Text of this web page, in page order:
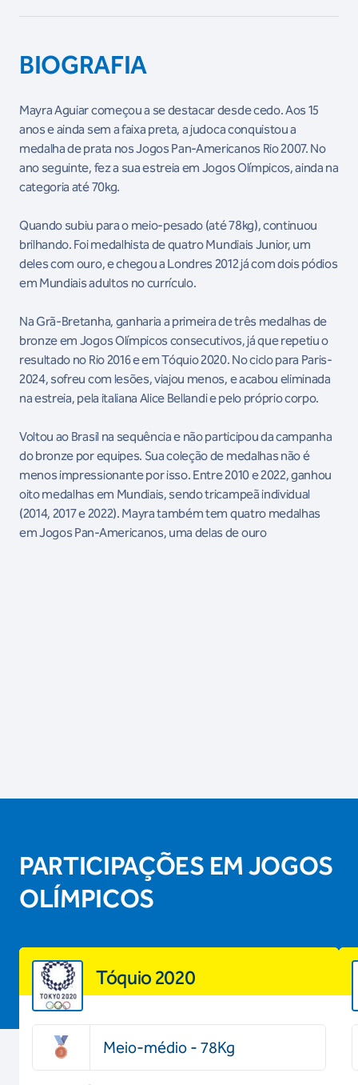
BIOGRAFIA
Mayra Aguiar começou a se destacar desde cedo. Aos 15
anos e ainda sem a faixa preta, a judoca conquistou a
medalha de prata nos Jogos Pan-Americanos Rio 2007. No
ano seguinte, fez a sua estreia em Jogos Olímpicos, ainda na
categoria até 70kg.
Quando subiu para o meio-pesado (até 78kg), continuou
brilhando. Foi medalhista de quatro Mundiais Junior, um
deles com ouro, e chegou a Londres 2012 já com dois pódios
em Mundiais adultos no currículo.
Na Grã-Bretanha, ganharia a primeira de três medalhas de
bronze em Jogos Olímpicos consecutivos, já que repetiu o
resultado no Rio 2016 e em Tóquio 2020. No ciclo para Paris-
2024, sofreu com lesões, viajou menos, e acabou eliminada
na estreia, pela italiana Alice Bellandi e pelo próprio corpo.
Voltou ao Brasil na sequência e não participou da campanha
do bronze por equipes. Sua coleção de medalhas não é
menos impressionante por isso. Entre 2010 e 2022, ganhou
oito medalhas em Mundiais, sendo tricampeã individual
(2014, 2017 e 2022). Mayra também tem quatro medalhas
em Jogos Pan-Americanos, uma delas de ouro
PARTICIPAÇÕES EM JOGOS
OLÍMPICOS
Tóquio 2020
Meio-médio - 78Kg